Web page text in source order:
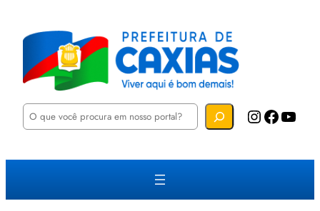
P
u
a
Instagram Facebook YouTube